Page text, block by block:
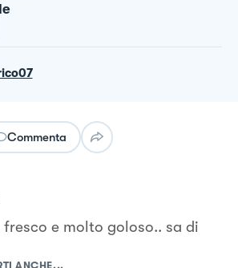
Commenta
fresco e molto goloso.. sa di
ANCHE...